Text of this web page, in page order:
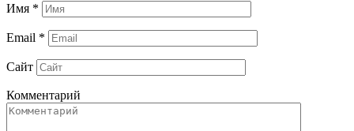
Имя *
Email *
Сайт
Комментарий